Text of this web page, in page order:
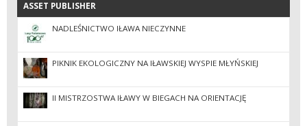
ASSET PUBLISHER
ASSET PUBLISHER
NADLEŚNICTWO IŁAWA NIECZYNNE
PIKNIK EKOLOGICZNY NA IŁAWSKIEJ WYSPIE MŁYŃSKIEJ
II MISTRZOSTWA IŁAWY W BIEGACH NA ORIENTACJĘ